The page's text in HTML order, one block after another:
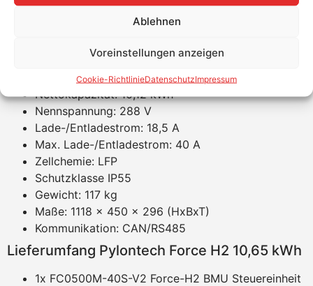
Ablehnen
Voreinstellungen anzeigen
Cookie-RichtlinieDatenschutzImpressum
10 Jahre Garantie
Breite Wechselrichter-Kompatibilität
Produkteigenschaften Pylontech Force H2
Nettokapazität: 10,12 kWh
Nennspannung: 288 V
Lade-/Entladestrom: 18,5 A
Max. Lade-/Entladestrom: 40 A
Zellchemie: LFP
Schutzklasse IP55
Gewicht: 117 kg
Maße: 1118 x 450 x 296 (HxBxT)
Kommunikation: CAN/RS485
Lieferumfang Pylontech Force H2 10,65 kWh
1x FC0500M-40S-V2 Force-H2 BMU Steuereinheit